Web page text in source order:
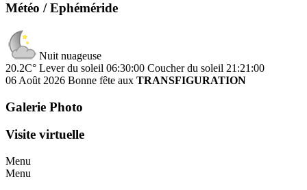
Météo / Ephéméride
Nuit nuageuse
20.2C° Lever du soleil 06:30:00 Coucher du soleil 21:21:00
06 Août 2026 Bonne fête aux TRANSFIGURATION
Galerie Photo
Visite virtuelle
Menu
Menu